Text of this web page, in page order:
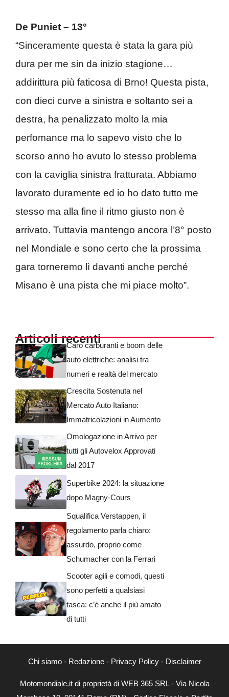
De Puniet – 13°
“Sinceramente questa è stata la gara più
dura per me sin da inizio stagione…
addirittura più faticosa di Brno! Questa pista,
con dieci curve a sinistra e soltanto sei a
destra, ha penalizzato molto la mia
perfomance ma lo sapevo visto che lo
scorso anno ho avuto lo stesso problema
con la caviglia sinistra fratturata. Abbiamo
lavorato duramente ed io ho dato tutto me
stesso ma alla fine il ritmo giusto non è
arrivato. Tuttavia mantengo ancora l’8° posto
nel Mondiale e sono certo che la prossima
gara torneremo lì davanti anche perché
Misano è una pista che mi piace molto”.
Articoli recentiCaro carburanti e boom delle
auto elettriche: analisi tra
numeri e realtà del mercato
Crescita Sostenuta nel
Mercato Auto Italiano:
Immatricolazioni in Aumento
Omologazione in Arrivo per
tutti gli Autovelox Approvati
dal 2017
Superbike 2024: la situazione
dopo Magny-Cours
Squalifica Verstappen, il
regolamento parla chiaro:
assurdo, proprio come
Schumacher con la Ferrari
Scooter agili e comodi, questi
sono perfetti a qualsiasi
tasca: c’è anche il più amato
di tutti
Chi siamo- Redazione- Privacy Policy- Disclaimer
Motomondiale.it di proprietà di WEB 365 SRL - Via Nicola